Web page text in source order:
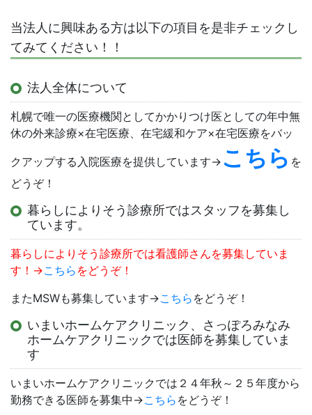
当法人に興味ある方は以下の項目を是非チェックし
てみてください！！
法人全体について
札幌で唯一の医療機関としてかかりつけ医としての年中無
休の外来診療×在宅医療、在宅緩和ケア×在宅医療をバッ
クアップする入院医療を提供しています→ こちら を
どうぞ！
暮らしによりそう診療所ではスタッフを募集し
ています。
暮らしによりそう診療所では看護師さんを募集していま
す！→こちら をどうぞ！
またMSWも募集しています→こちら をどうぞ！
いまいホームケアクリニック、さっぽろみなみ
ホームケアクリニックでは医師を募集していま
す
いまいホームケアクリニックでは２４年秋～２５年度から
勤務できる医師を募集中→こちら をどうぞ！